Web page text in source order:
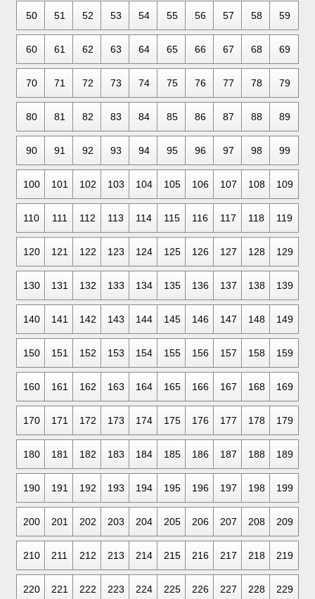
50 51 52 53 54 55 56 57 58 59
60 61 62 63 64 65 66 67 68 69
70 71 72 73 74 75 76 77 78 79
80 81 82 83 84 85 86 87 88 89
90 91 92 93 94 95 96 97 98 99
100 101 102 103 104 105 106 107 108 109
110 111 112 113 114 115 116 117 118 119
120 121 122 123 124 125 126 127 128 129
130 131 132 133 134 135 136 137 138 139
140 141 142 143 144 145 146 147 148 149
150 151 152 153 154 155 156 157 158 159
160 161 162 163 164 165 166 167 168 169
170 171 172 173 174 175 176 177 178 179
180 181 182 183 184 185 186 187 188 189
190 191 192 193 194 195 196 197 198 199
200 201 202 203 204 205 206 207 208 209
210 211 212 213 214 215 216 217 218 219
220 221 222 223 224 225 226 227 228 229